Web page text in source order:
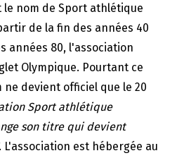
nom de Sport athlétique
de la fin des années 40
années 80, l'association
Olympique. Pourtant ce
devient officiel que le 20
Sport athlétique
son titre qui devient
L'association est hébergée au